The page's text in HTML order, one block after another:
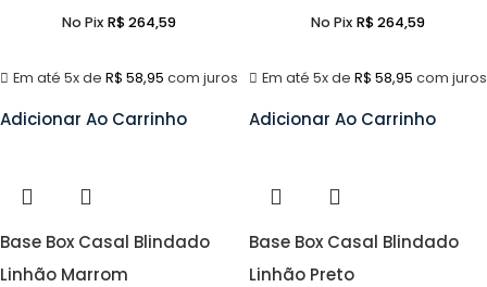
Em até 5x de R$ 58,95 com juros
No Pix R$264,59
Adicionar Ao Carrinho
Em até 5x de R$ 58,95 com juros
No Pix R$264,59
Adicionar Ao Carrinho
Base Box Casal Blindado
Linhão Marrom
Base Box Casal Blindado
Linhão Preto